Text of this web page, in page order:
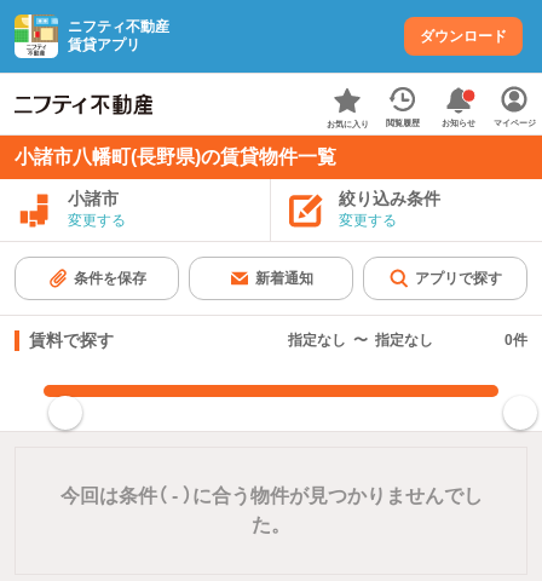
ニフティ不動産
賃貸アプリ
ダウンロード
お気に入り 閲覧履歴 お知らせ マイページ
小諸市八幡町(長野県)の賃貸物件一覧
小諸市
変更する
絞り込み条件
変更する
条件を保存 新着通知 アプリで探す
賃料で探す 指定なし 〜 指定なし 0件
今回は条件（ -）に合う物件が見つかりませんでし
た。